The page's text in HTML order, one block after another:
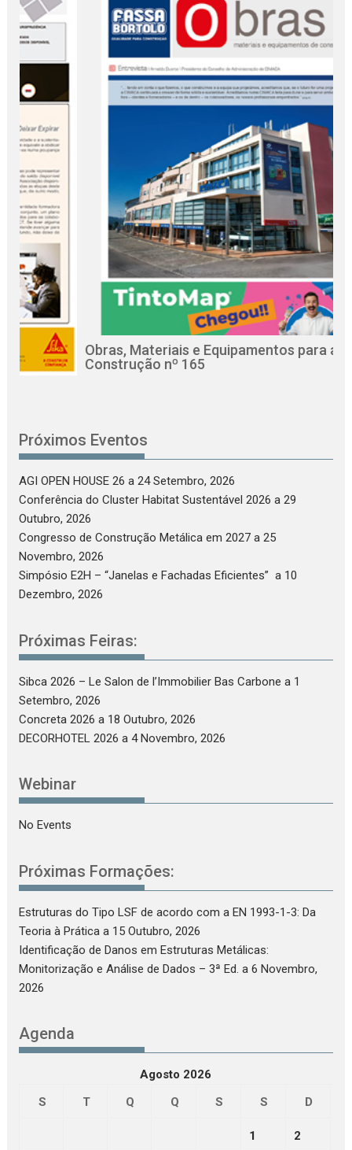
Obras, Materiais e Equipamentos para a
Construção nº 165
Próximos Eventos
AGI OPEN HOUSE 26 a 24 Setembro, 2026
Conferência do Cluster Habitat Sustentável 2026 a 29
Outubro, 2026
Congresso de Construção Metálica em 2027 a 25
Novembro, 2026
Simpósio E2H – “Janelas e Fachadas Eficientes” a 10
Dezembro, 2026
Próximas Feiras:
Sibca 2026 – Le Salon de l’Immobilier Bas Carbone a 1
Setembro, 2026
Concreta 2026 a 18 Outubro, 2026
DECORHOTEL 2026 a 4 Novembro, 2026
Webinar
No Events
Próximas Formações:
Estruturas do Tipo LSF de acordo com a EN 1993-1-3: Da
Teoria à Prática a 15 Outubro, 2026
Identificação de Danos em Estruturas Metálicas:
Monitorização e Análise de Dados – 3ª Ed. a 6 Novembro,
2026
Agenda
Agosto 2026
S
T Q Q S S D
1 2